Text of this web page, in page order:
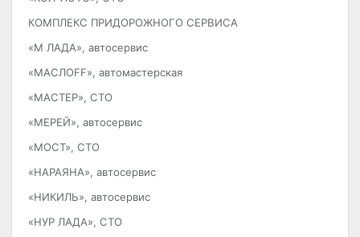
КОМПЛЕКС ПРИДОРОЖНОГО СЕРВИСА
«М ЛАДА», автосервис
«МАСЛОFF», автомастерская
«МАСТЕР», СТО
«МЕРЕЙ», автосервис
«МОСТ», СТО
«НАРАЯНА», автосервис
«НИКИЛЬ», автосервис
«НУР ЛАДА», СТО